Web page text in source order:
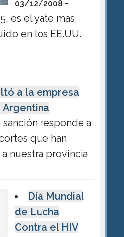
03/12/2008 -
es el yate mas
en los EE.UU.
a la empresa
sanción responde a
que han
nuestra provincia
Día Mundial
de Lucha
Contra el HIV